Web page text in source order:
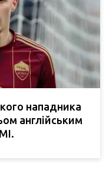
нападника
англійським